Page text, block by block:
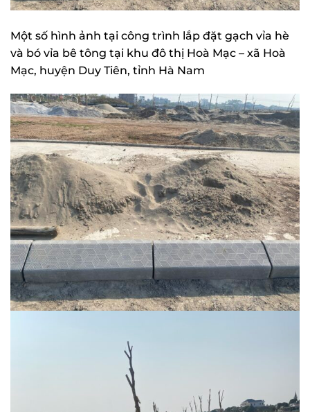
Một số hình ảnh tại công trình lắp đặt gạch vỉa hè
và bó vỉa bê tông tại khu đô thị Hoà Mạc – xã Hoà
Mạc, huyện Duy Tiên, tỉnh Hà Nam